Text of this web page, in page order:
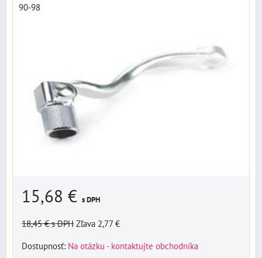
90-98
15,68 € s DPH
18,45 €s DPH Zľava 2,77 €
Dostupnosť: Na otázku - kontaktujte obchodníka